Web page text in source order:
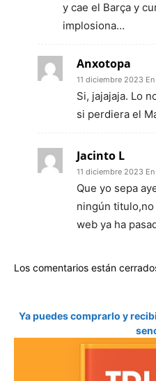
y cae el Barça y
implosiona…
Anxotopa
11 diciembre 2023
Si, jajajaja. Lo
si perdiera el
Jacinto L
11 diciembre 2023
Que yo sepa
ningún
web ya ha
Los comentarios están
Ya puedes comprarlo y